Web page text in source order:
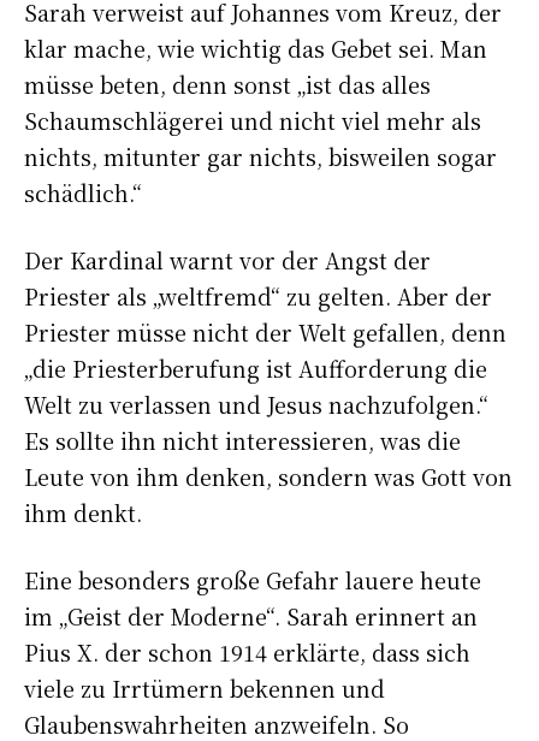
Sarah verweist auf Johannes vom Kreuz, der
klar mache, wie wichtig das Gebet sei. Man
müsse beten, denn sonst „ist das alles
Schaumschlägerei und nicht viel mehr als
nichts, mitunter gar nichts, bisweilen sogar
schädlich.“
Der Kardinal warnt vor der Angst der
Priester als „weltfremd“ zu gelten. Aber der
Priester müsse nicht der Welt gefallen, denn
„die Priesterberufung ist Aufforderung die
Welt zu verlassen und Jesus nachzufolgen.“
Es sollte ihn nicht interessieren, was die
Leute von ihm denken, sondern was Gott von
ihm denkt.
Eine besonders große Gefahr lauere heute
im „Geist der Moderne“. Sarah erinnert an
Pius X. der schon 1914 erklärte, dass sich
viele zu Irrtümern bekennen und
Glaubenswahrheiten anzweifeln. So